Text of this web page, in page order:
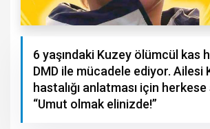
6 yaşındaki Kuzey ölümcül kas
DMD ile mücadele ediyor. Ailesi
hastalığı anlatması için
“Umut olmak elinizde!”